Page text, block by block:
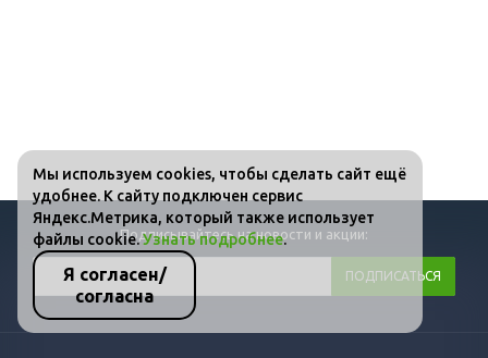
Подписывайтесь на новости и акции:
Мы используем cookies, чтобы сделать сайт ещё
удобнее. К сайту подключен сервис
Яндекс.Метрика, который также использует
файлы cookie.Узнать подробнее.
Я согласен/
согласна